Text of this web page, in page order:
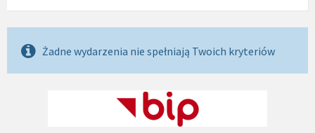
Żadne wydarzenia nie spełniają Twoich kryteriów